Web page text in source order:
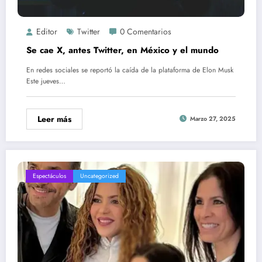
Editor Twitter 0 Comentarios
Se cae X, antes Twitter, en México y el mundo
En redes sociales se reportó la caída de la plataforma de Elon Musk
Este jueves…
Leer más Marzo 27, 2025
Espectáculos Uncategorized